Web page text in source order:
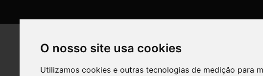
O nosso site usa cookies
Utilizamos cookies e outras tecnologias de medição para